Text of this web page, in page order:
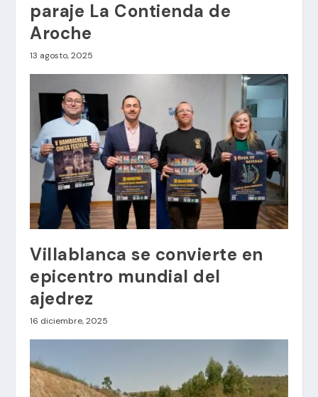
paraje La Contienda de
Aroche
13 agosto, 2025
Villablanca se convierte en
epicentro mundial del
ajedrez
16 diciembre, 2025